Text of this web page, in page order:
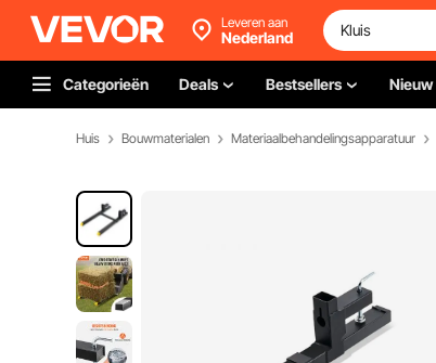
Leveren aan
Nederland
Categorieën Deals Bestsellers Nieuw
Huis Bouwmaterialen Materiaalbehandelingsapparatuur